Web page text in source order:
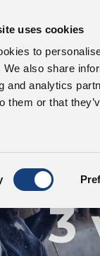
uses cookies
to
We also share
and analytics
them or that
Chi siamo
3